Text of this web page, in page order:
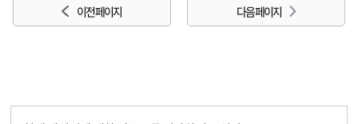
이전 페이지 다음 페이지